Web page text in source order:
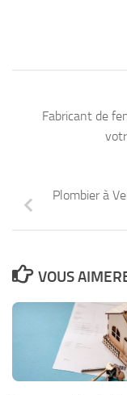
Fabricant de
Plombier à
VOUS